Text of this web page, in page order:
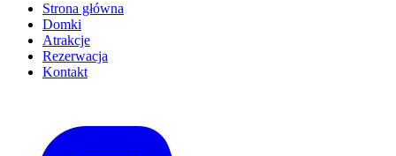
Strona główna
Domki
Atrakcje
Rezerwacja
Kontakt